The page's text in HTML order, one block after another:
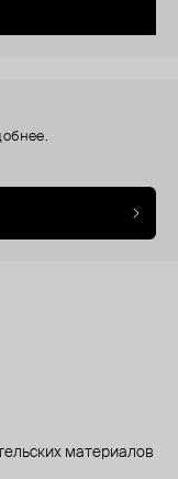
материалов